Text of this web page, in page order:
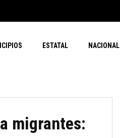
ESTATAL NACIONAL
migrantes: